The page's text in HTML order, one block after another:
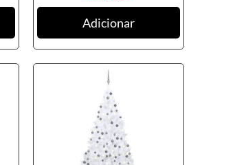
Adicionar